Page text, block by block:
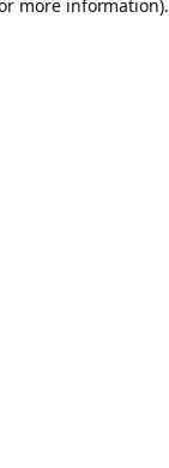
more information).